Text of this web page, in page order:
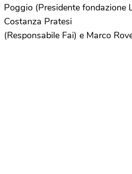
Poggio (Presidente fondazione
Costanza Pratesi
(Responsabile Fai) e Marco